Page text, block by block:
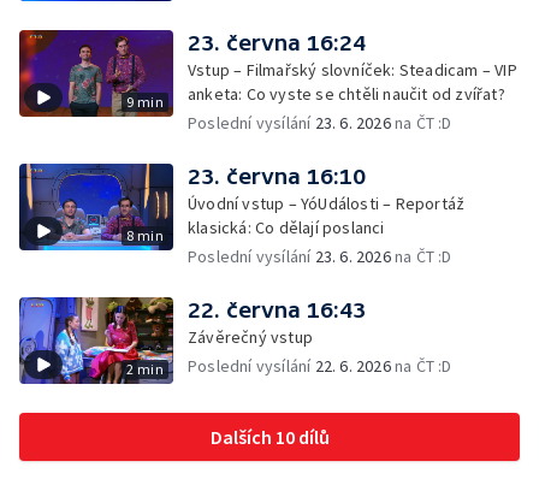
9 min
23. června 16:24
Vstup – Filmařský slovníček: Steadicam – VIP
anketa: Co vyste se chtěli naučit od zvířat?
Poslední vysílání 23. 6. 2026na ČT :D
8 min
23. června 16:10
Úvodní vstup – YóUdálosti – Reportáž
klasická: Co dělají poslanci
Poslední vysílání 23. 6. 2026na ČT :D
2 min
22. června 16:43
Závěrečný vstup
Poslední vysílání 22. 6. 2026na ČT :D
Dalších 10 dílů